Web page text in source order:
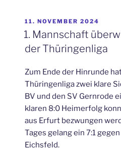
VERÖFFENTLICHT
AM
11. NOVEMBER 2024
1. Mannschaft
der Thüringenliga
Zum Ende der Hinrunde
Thüringenliga zwei klare
BV und den SV Gernrode
klaren 8:0 Heimerfolg
aus Erfurt bezwungen
Tages gelang ein 7:1
Eichsfeld.